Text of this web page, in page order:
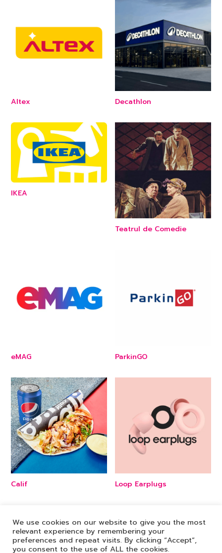
Altex Decathlon
IKEA
Teatrul de Comedie
eMAG ParkinGO
Calif Loop Earplugs
We use cookies on our website to give you the most
relevant experience by remembering your
preferences and repeat visits. By clicking “Accept”,
you consent to the use of ALL the cookies.